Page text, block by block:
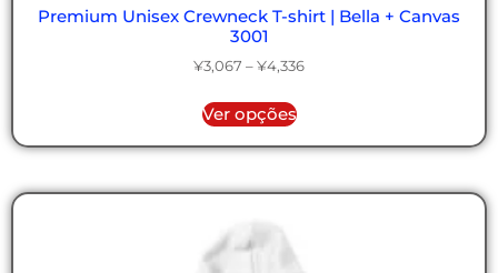
Premium Unisex Crewneck T-shirt | Bella + Canvas
3001
¥3,067 – ¥4,336
Ver opções